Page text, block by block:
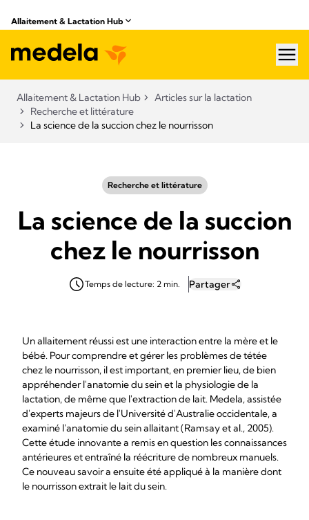
Allaitement & Lactation Hub​
Allaitement & Lactation Hub​
Articles sur la lactation
Recherche et littérature
La science de la succion chez le nourrisson
Recherche et littérature
La science de la succion
chez le nourrisson
Temps de lecture: 2 min. Partager
Un allaitement réussi est une interaction entre la mère et le
bébé. Pour comprendre et gérer les problèmes de tétée
chez le nourrisson, il est important, en premier lieu, de bien
appréhender l'anatomie du sein et la physiologie de la
lactation, de même que l'extraction de lait. Medela, assistée
d'experts majeurs de l'Université d'Australie occidentale, a
examiné l'anatomie du sein allaitant (Ramsay et al., 2005).
Cette étude innovante a remis en question les connaissances
antérieures et entraîné la réécriture de nombreux manuels.
Ce nouveau savoir a ensuite été appliqué à la manière dont
le nourrisson extrait le lait du sein.